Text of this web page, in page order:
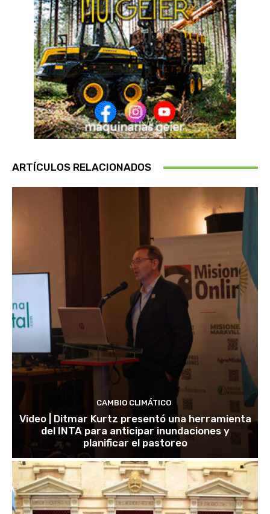
ARTÍCULOS RELACIONADOS
CAMBIO CLIMÁTICO
Video | Ditmar Kurtz presentó una herramienta
del INTA para anticipar inundaciones y
planificar el pastoreo